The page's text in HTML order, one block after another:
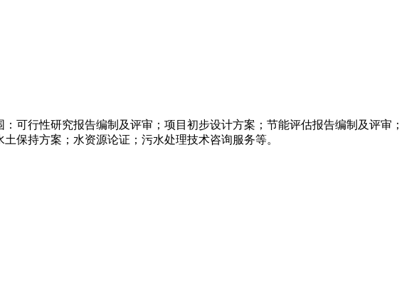
可行性研究报告编制及评审；项目初步设计方案；节能评估报告编制及评审；
保持方案；水资源论证；污水处理技术咨询服务等。